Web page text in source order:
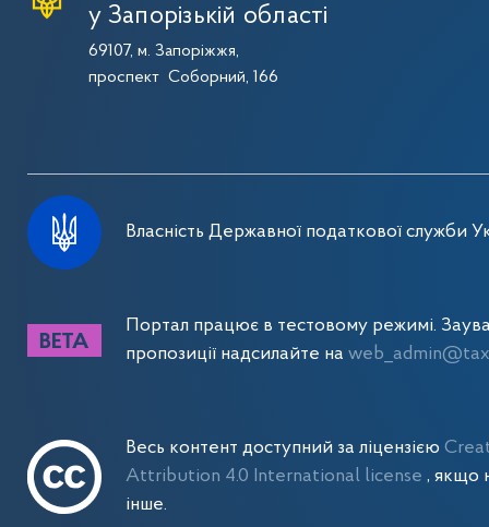
у Запорізькій області
69107, м. Запоріжжя,
проспект Соборний, 166
Власність Державної податкової служби
Портал працює в тестовому режимі.
пропозиції надсилайте на
Весь контент доступний за ліцензією
Attribution 4.0 International license , якщо
інше.